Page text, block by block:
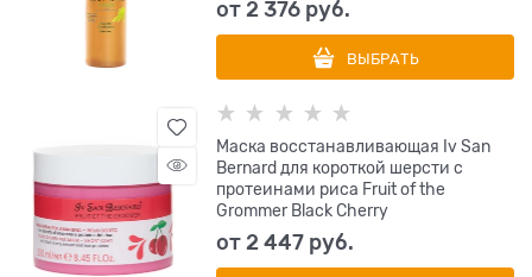
от2 376 руб.
ВЫБРАТЬ
Маска восстанавливающая Iv San
Bernard для короткой шерсти с
протеинами риса Fruit of the
Grommer Black Cherry
от2 447 руб.